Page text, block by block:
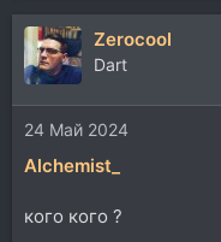
Zerocool
Dart
24 Май 2024
Alchemist_
кого кого ?